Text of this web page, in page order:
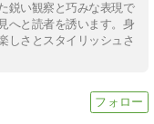
鋭い観察と巧みな表現で
へと読者を誘います。身
しさとスタイリッシュさ